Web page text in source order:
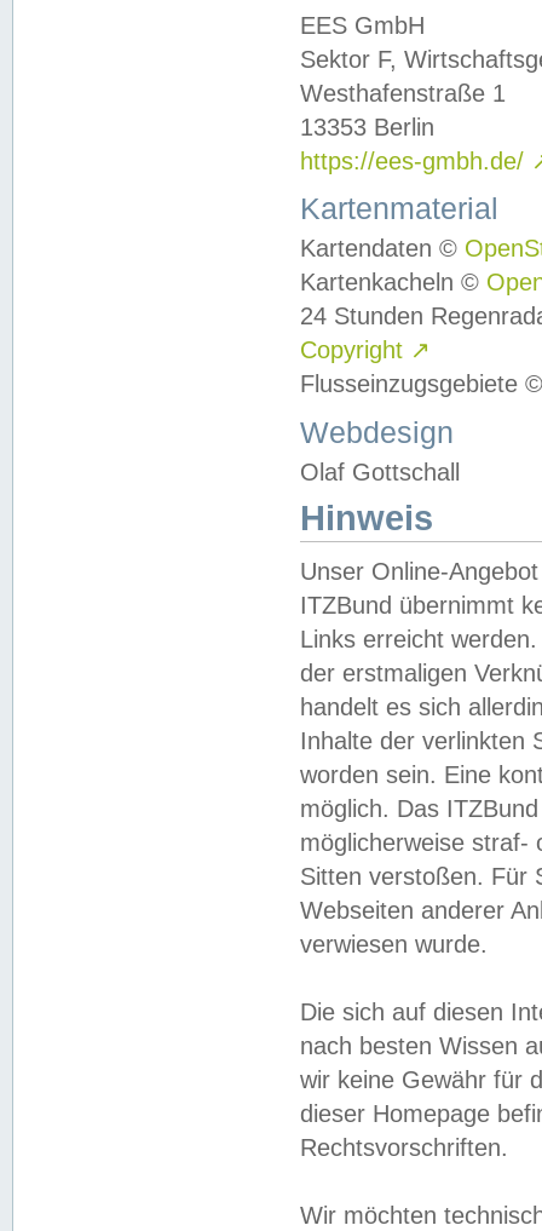
EES GmbH
Sektor F,
Westhafenstraße 1
13353 Berlin
https://ees-gmbh.de/
Kartenmaterial
Kartendaten ©
Kartenkacheln ©
24 Stunden
Copyright ↗
Flusseinzugsgebiete
Webdesign
Olaf Gottschall
Hinweis
Unser Online-
ITZBund übernimmt
Links erreicht
der erstmaligen
handelt es sich
Inhalte der verlinkten
worden sein. Eine
möglich. Das
möglicherweise straf-
Sitten verstoßen. Für
Webseiten anderer
verwiesen wurde.
Die sich auf diesen
nach besten Wissen
wir keine Gewähr für
dieser Homepage
Rechtsvorschriften.
Wir möchten